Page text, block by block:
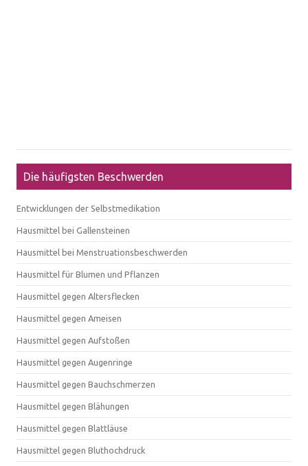
Die häufigsten Beschwerden
Entwicklungen der Selbstmedikation
Hausmittel bei Gallensteinen
Hausmittel bei Menstruationsbeschwerden
Hausmittel für Blumen und Pflanzen
Hausmittel gegen Altersflecken
Hausmittel gegen Ameisen
Hausmittel gegen Aufstoßen
Hausmittel gegen Augenringe
Hausmittel gegen Bauchschmerzen
Hausmittel gegen Blähungen
Hausmittel gegen Blattläuse
Hausmittel gegen Bluthochdruck